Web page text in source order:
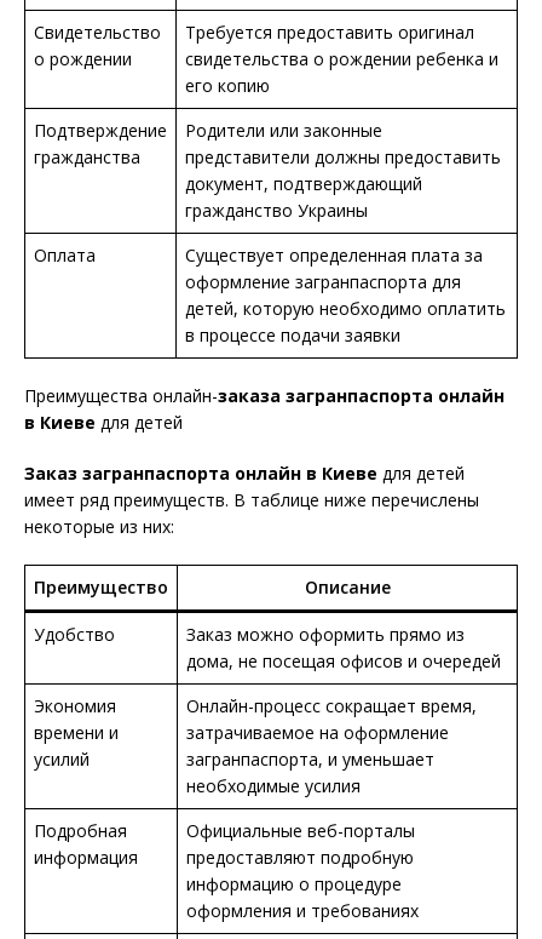
Свидетельство
о рождении
Требуется предоставить оригинал
свидетельства о рождении ребенка и
его копию
Подтверждение
гражданства
Родители или законные
представители должны предоставить
документ, подтверждающий
гражданство Украины
Оплата
Существует определенная плата за
оформление загранпаспорта для
детей, которую необходимо оплатить
в процессе подачи заявки
Преимущества онлайн-заказа загранпаспорта онлайн
в Киеве для детей
Заказ загранпаспорта онлайн в Киеве для детей
имеет ряд преимуществ. В таблице ниже перечислены
некоторые из них:
Преимущество Описание
Удобство
Заказ можно оформить прямо из
дома, не посещая офисов и очередей
Экономия
времени и
усилий
Онлайн-процесс сокращает время,
затрачиваемое на оформление
загранпаспорта, и уменьшает
необходимые усилия
Подробная
информация
Официальные веб-порталы
предоставляют подробную
информацию о процедуре
оформления и требованиях